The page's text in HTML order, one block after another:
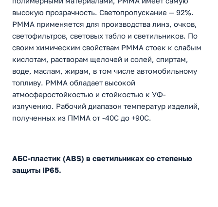
высокую прозрачность. Светопропускание — 92%.
PMMA применяется для производства линз, очков,
светофильтров, световых табло и светильников. По
своим химическим свойствам PMMA стоек к слабым
кислотам, растворам щелочей и солей, спиртам,
воде, маслам, жирам, в том числе автомобильному
топливу. PMMA обладает высокой
атмосферостойкостью и стойкостью к УФ-
излучению. Рабочий диапазон температур изделий,
полученных из ПММА от -40C до +90С.
АБС-пластик (ABS) в светильниках со степенью
защиты IP65.